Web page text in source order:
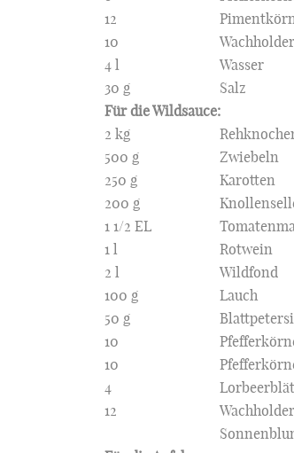
12
10
4 l
Wasser
30 g
Salz
Für die Wildsauce:
2 kg
500 g
Zwiebeln
250 g
Karotten
200 g
1 1/2 EL
1 l
Rotwein
2 l
Wildfond
100 g
Lauch
50 g
10
10
4
12